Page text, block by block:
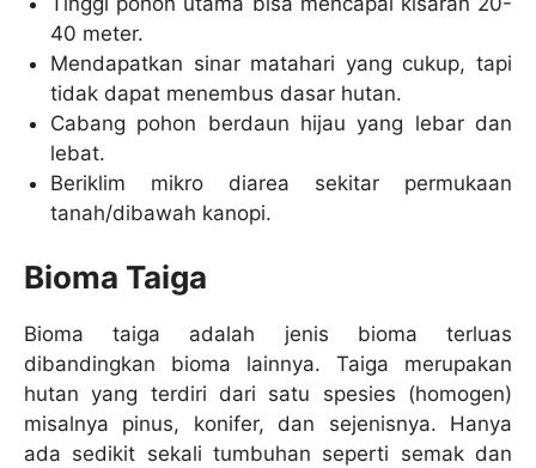
40 meter.
Mendapatkan sinar matahari yang cukup, tapi
tidak dapat menembus dasar hutan.
Cabang pohon berdaun hijau yang lebar dan
lebat.
Beriklim mikro diarea sekitar permukaan
tanah/dibawah kanopi.
Bioma Taiga
Bioma taiga adalah jenis bioma terluas
dibandingkan bioma lainnya. Taiga merupakan
hutan yang terdiri dari satu spesies (homogen)
misalnya pinus, konifer, dan sejenisnya. Hanya
ada sedikit sekali tumbuhan seperti semak dan